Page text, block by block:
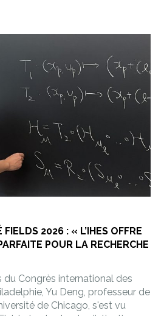
2026 : « L’IHES OFFRE
POUR LA RECHERCHE
du Congrès international des
Yu Deng, professeur de
de Chicago, s'est vu